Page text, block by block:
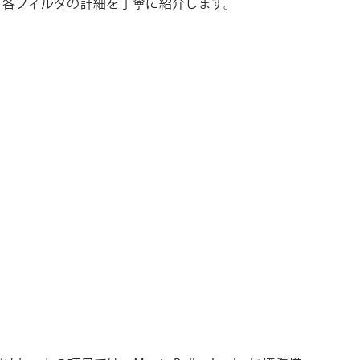
フィルタの詳細を丁寧に紹介します。